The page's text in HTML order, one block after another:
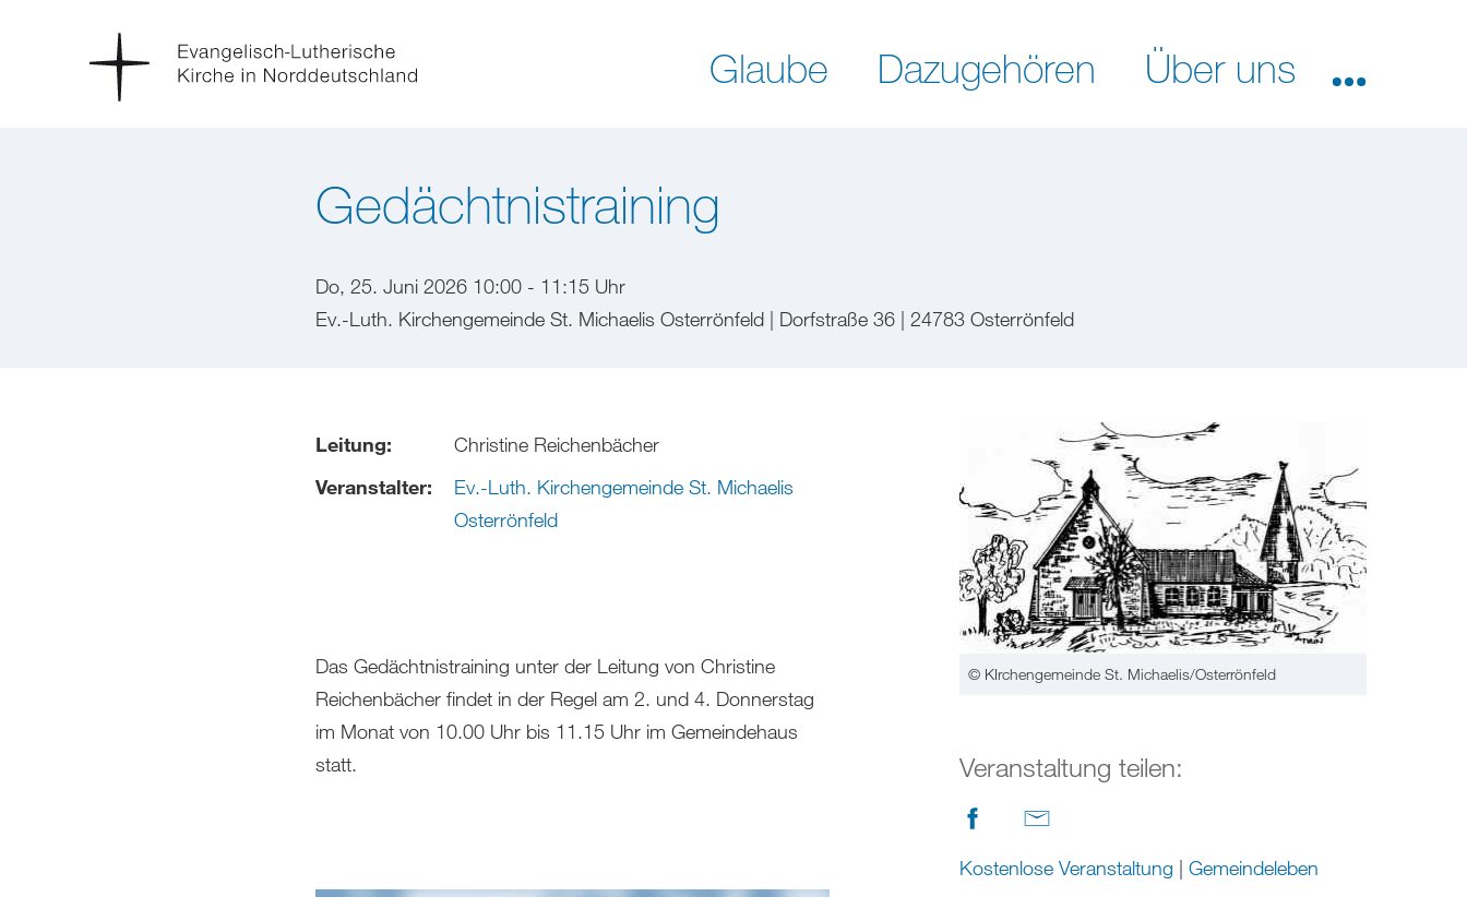
Glaube Dazugehören Über uns
Gedächtnistraining
Do, 25. Juni 2026 10:00 - 11:15 Uhr
Ev.-Luth. Kirchengemeinde St. Michaelis Osterrönfeld | Dorfstraße 36 | 24783 Osterrönfeld
Leitung:
Christine Reichenbächer
Veranstalter:
Ev.-Luth. Kirchengemeinde St. Michaelis
Osterrönfeld
Das Gedächtnistraining unter der Leitung von Christine
Reichenbächer findet in der Regel am 2. und 4. Donnerstag
im Monat von 10.00 Uhr bis 11.15 Uhr im Gemeindehaus
statt.
© KIrchengemeinde St. Michaelis/Osterrönfeld
Veranstaltung teilen:
Kostenlose Veranstaltung | Gemeindeleben